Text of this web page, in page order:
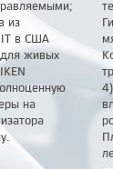
из
в США
живых
на